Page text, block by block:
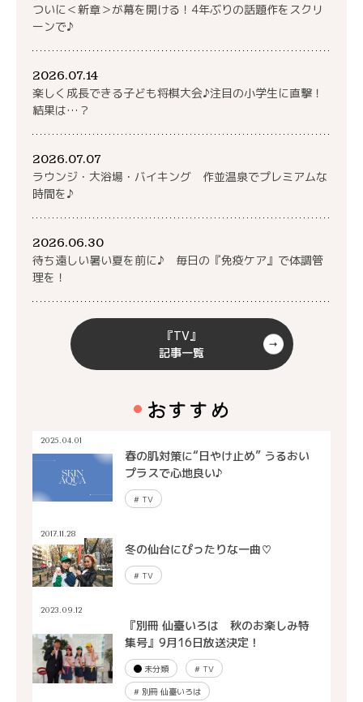
ついに＜新章＞が幕を開ける！4年ぶりの話題作をスクリ
ーンで♪
2026.07.14
楽しく成長できる子ども将棋大会♪注目の小学生に直撃！
結果は…？
2026.07.07
ラウンジ・大浴場・バイキング 作並温泉でプレミアムな
時間を♪
2026.06.30
待ち遠しい暑い夏を前に♪ 毎日の『免疫ケア』で体調管
理を！
『TV』
記事一覧
おすすめ
2025.04.01
春の肌対策に“日やけ止め” うるおい
プラスで心地良い♪
#TV
2017.11.28
冬の仙台にぴったりな一曲♡
#TV
2023.09.12
『別冊 仙臺いろは 秋のお楽しみ特
集号』9月16日放送決定！
未分類 #TV
#別冊 仙臺いろは